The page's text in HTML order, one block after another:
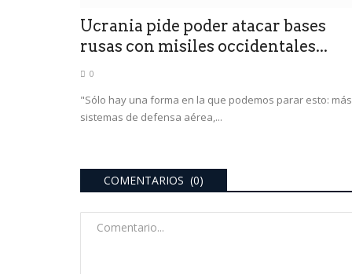
Ucrania pide poder atacar bases
rusas con misiles occidentales...
0
"Sólo hay una forma en la que podemos parar esto: más
sistemas de defensa aérea,...
COMENTARIOS (0)